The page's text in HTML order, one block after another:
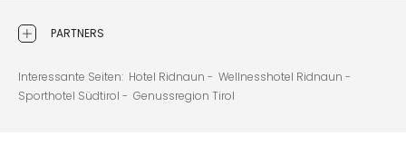
PARTNERS
Interessante Seiten: Hotel Ridnaun - Wellnesshotel Ridnaun -
Sporthotel Südtirol - Genussregion Tirol